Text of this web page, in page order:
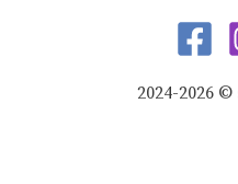
2024-2026